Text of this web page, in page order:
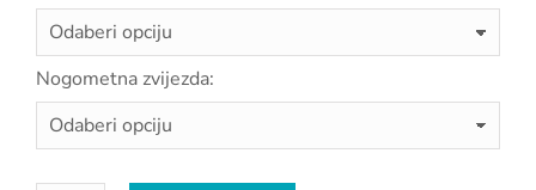
Nogometna zvijezda: